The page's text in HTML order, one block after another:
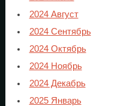
2024 Август
2024 Сентябрь
2024 Октябрь
2024 Ноябрь
2024 Декабрь
2025 Январь